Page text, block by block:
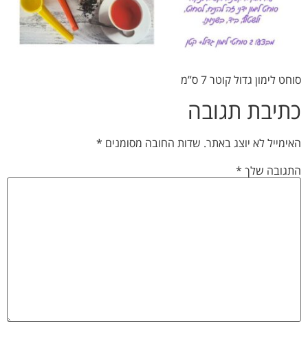
סוחט לימון גדול קוטר 7 ס”מ
כתיבת תגובה
האימייל לא יוצג באתר. שדות החובה מסומנים *
התגובה שלך*